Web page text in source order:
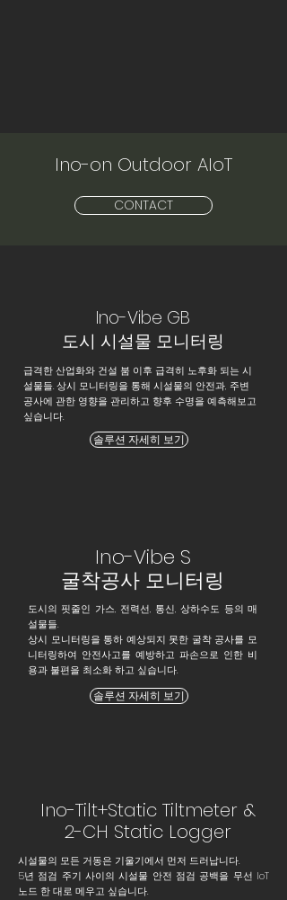
Ino-on Outdoor AIoT
CONTACT
Ino-Vibe GB
도시 시설물 모니터링
급격한 산업화와 건설 붐 이후 급격히 노후화 되는 시
설물들. 상시 모니터링을 통해 시설물의 안전과, 주변
공사에 관한 영향을 관리하고 향후 수명을 예측해보고
싶습니다.
솔루션 자세히 보기
Ino-Vibe S
굴착공사 모니터링
도시의 핏줄인 가스, 전력선, 통신, 상하수도 등의 매
설물들.
상시 모니터링을 통하 예상되지 못한 굴착 공사를 모
니터링하여 안전사고를 예방하고 파손으로 인한 비
용과 불편을 최소화 하고 싶습니다.
솔루션 자세히 보기
Ino-Tilt+Static Tiltmeter &
2-CH Static Logger
시설물의 모든 거동은 기울기에서 먼저 드러납니다.
5년 점검 주기 사이의 시설물 안전 점검 공백을 무선 IoT
노드 한 대로 메우고 싶습니다.